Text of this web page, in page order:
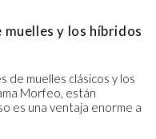
muelles y los híbridos
de muelles clásicos y los
Morfeo, están
es una ventaja enorme a